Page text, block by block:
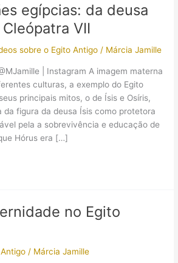
egípcias: da deusa
VII
sobre o Egito Antigo / Márcia Jamille
| Instagram A imagem materna
culturas, a exemplo do Egito
principais mitos, o de Ísis e Osíris,
da figura da deusa Ísis como protetora
pela a sobrevivência e educação de
Hórus era […]
no Egito
/ Márcia Jamille